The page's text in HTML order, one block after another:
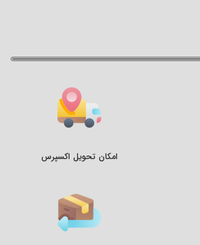
امکان تحویل اکسپرس